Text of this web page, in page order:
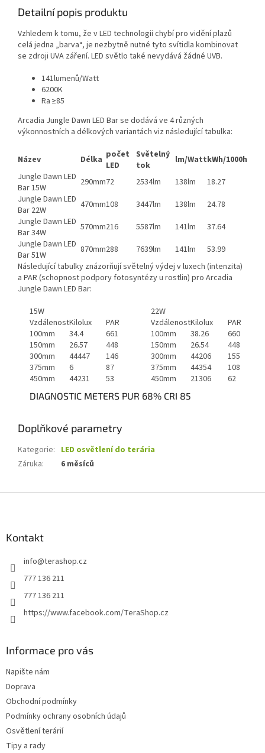
Detailní popis produktu
Vzhledem k tomu, že v LED technologii chybí pro vidění plazů
celá jedna „barva“, je nezbytně nutné tyto svítidla kombinovat
se zdroji UVA záření. LED světlo také nevydává žádné UVB.
141lumenů/Watt
6200K
Ra ≥85
Arcadia Jungle Dawn LED Bar se dodává ve 4 různých
výkonnostních a délkových variantách viz následující tabulka:
Název Délka počet
LED
Světelný
tok
lm/WattkWh/1000h
Jungle Dawn LED
Bar 15W
290mm72 2534lm 138lm
18.27
Jungle Dawn LED
Bar 22W
470mm108 3447lm 138lm
24.78
Jungle Dawn LED
Bar 34W
570mm216 5587lm 141lm
37.64
Jungle Dawn LED
Bar 51W
870mm288 7639lm 141lm
53.99
Následující tabulky znázorňují světelný výdej v luxech (intenzita)
a PAR (schopnost podpory fotosyntézy u rostlin) pro Arcadia
Jungle Dawn LED Bar:
15W
22W
VzdálenostKilolux PAR VzdálenostKilolux
PAR
100mm
34.4 661 100mm 38.26
660
150mm
26.57 448 150mm 26.54
448
300mm
44447 146 300mm 44206
155
375mm
6 87 375mm 44354
108
450mm
44231 53 450mm 21306 62
DIAGNOSTIC METERS PUR 68% CRI 85
Doplňkové parametry
Kategorie: LED osvětlení do terária
Záruka: 6 měsíců
Kontakt
info@terashop.cz
777 136 211
777 136 211
https://www.facebook.com/TeraShop.cz
Informace pro vás
Napište nám
Doprava
Obchodní podmínky
Podmínky ochrany osobních údajů
Osvětlení terárií
Tipy a rady